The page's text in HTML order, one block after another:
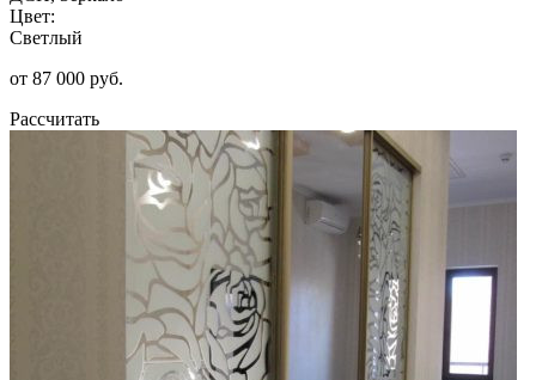
Цвет:
Светлый
от 87 000 руб.
Рассчитать